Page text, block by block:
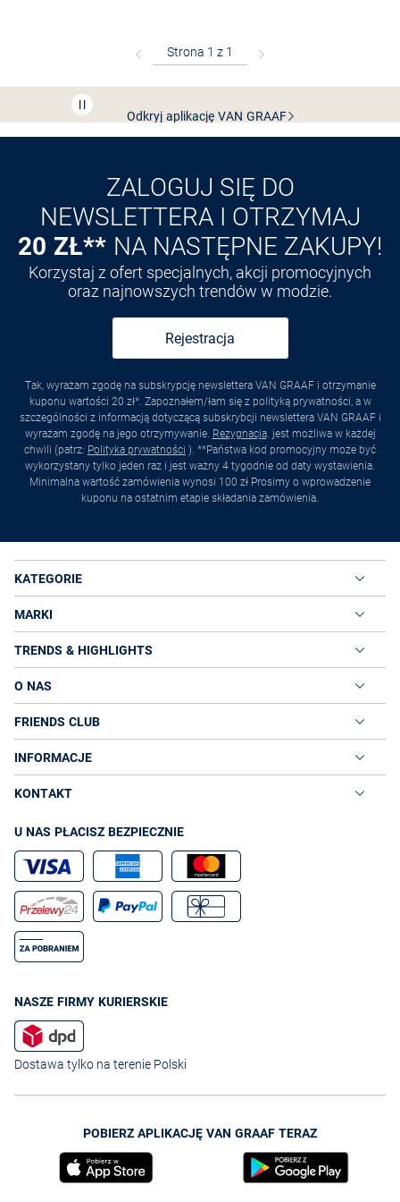
Przedłużenie czasu zwrotu towaru: 60 dni
ZALOGUJ SIĘ DO
NEWSLETTERA I OTRZYMAJ
20 ZŁ** NA NASTĘPNE ZAKUPY!
Korzystaj z ofert specjalnych, akcji promocyjnych
oraz najnowszych trendów w modzie.
Rejestracja
Tak, wyrażam zgodę na subskrypcję newslettera VAN GRAAF i otrzymanie
kuponu wartości 20 zł*. Zapoznałem/łam się z polityką prywatności, a w
szczególności z informacją dotyczącą subskrybcji newslettera VAN GRAAF i
wyrażam zgodę na jego otrzymywanie. Rezygnacja. jest możliwa w każdej
chwili (patrz: Polityka prywatności ). **Państwa kod promocyjny może być
wykorzystany tylko jeden raz i jest ważny 4 tygodnie od daty wystawienia.
Minimalna wartość zamówienia wynosi 100 zł Prosimy o wprowadzenie
kuponu na ostatnim etapie składania zamówienia.
KATEGORIE
MARKI
TRENDS & HIGHLIGHTS
O NAS
FRIENDS CLUB
INFORMACJE
KONTAKT
U NAS PŁACISZ BEZPIECZNIE
NASZE FIRMY KURIERSKIE
Dostawa tylko na terenie Polski
POBIERZ APLIKACJĘ VAN GRAAF TERAZ